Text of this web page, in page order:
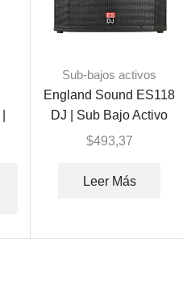
Sub-bajos activos
England Sound ES118
DJ | Sub Bajo Activo
$493,37
Leer Más